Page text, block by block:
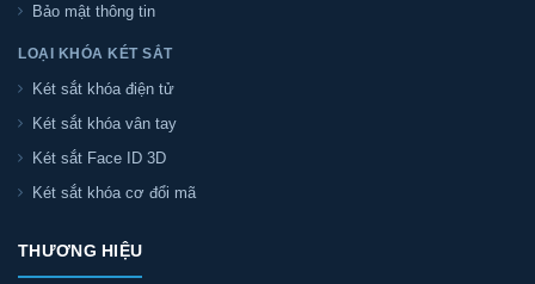
Bảo mật thông tin
LOẠI KHÓA KÉT SẮT
Két sắt khóa điện tử
Két sắt khóa vân tay
Két sắt Face ID 3D
Két sắt khóa cơ đổi mã
THƯƠNG HIỆU